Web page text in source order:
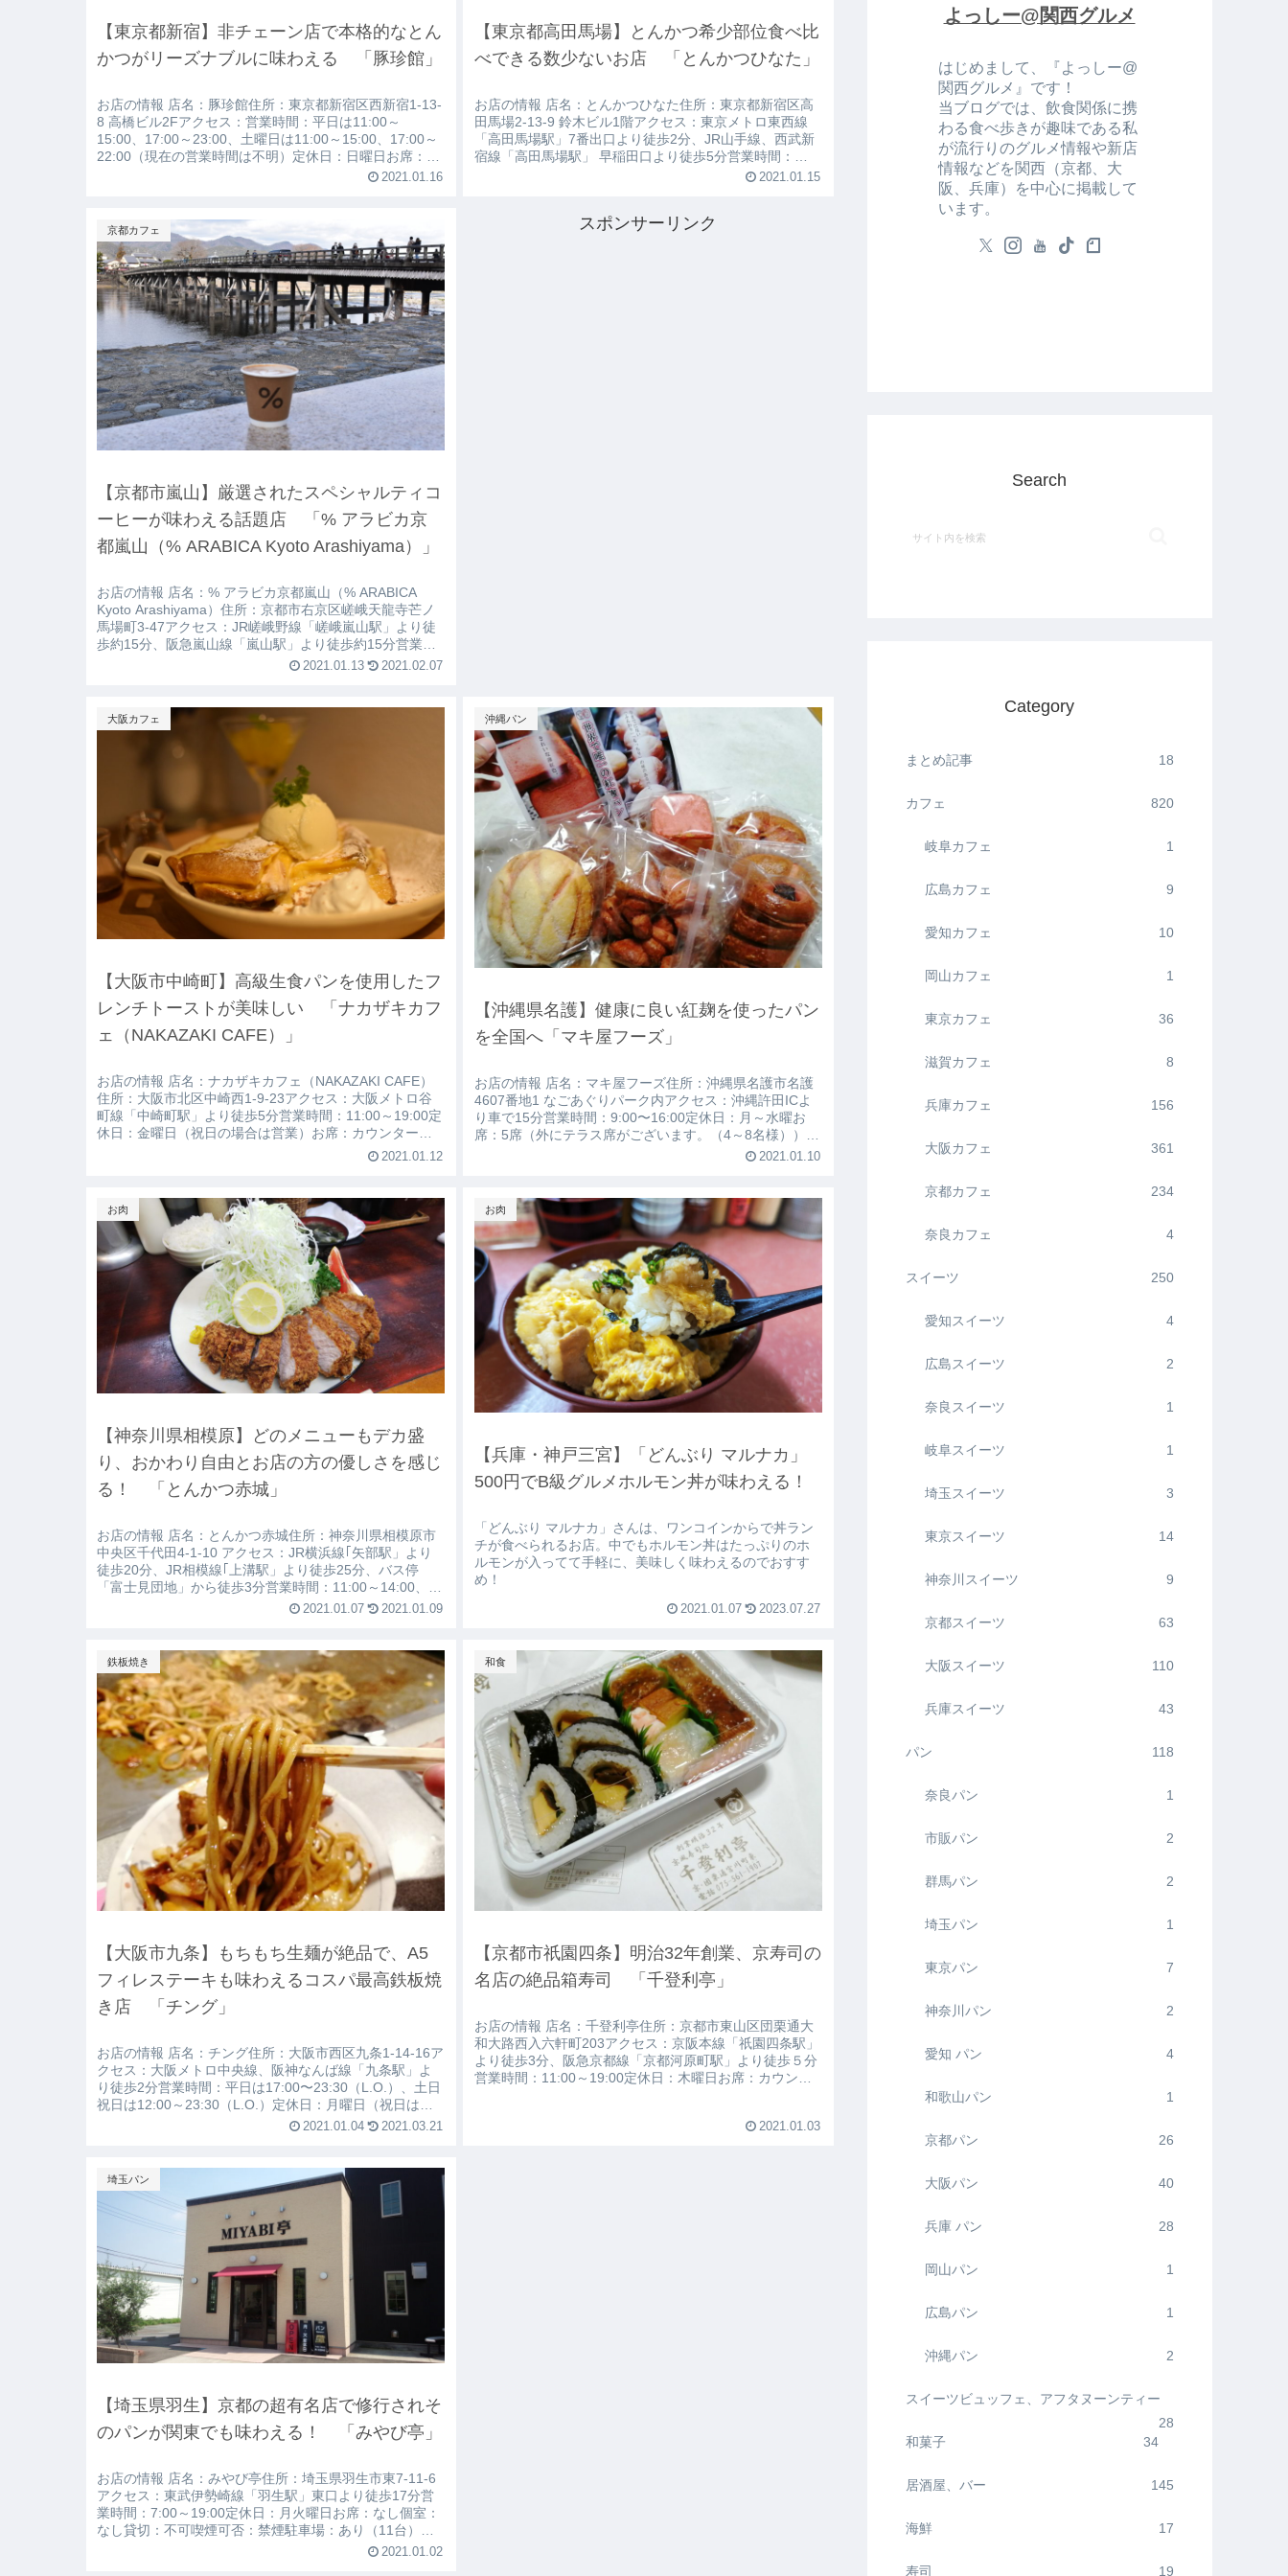
【東京都新宿】非チェーン店で本格的なとん
かつがリーズナブルに味わえる 「豚珍館」
お店の情報 店名：豚珍館住所：東京都新宿区西新宿1-13-
8 高橋ビル2Fアクセス：営業時間：平日は11:00～
15:00、17:00～23:00、土曜日は11:00～15:00、17:00～
22:00（現在の営業時間は不明）定休日：日曜日お席：カ
ウンター4席、テーブル26席個室：なし貸切：不可喫煙可
2021.01.16
【東京都高田馬場】とんかつ希少部位食べ比
べできる数少ないお店 「とんかつひなた」
お店の情報 店名：とんかつひなた住所：東京都新宿区高
田馬場2-13-9 鈴木ビル1階アクセス：東京メトロ東西線
「高田馬場駅」7番出口より徒歩2分、JR山手線、西武新
宿線「高田馬場駅」 早稲田口より徒歩5分営業時間：
11:00～14:30 17:00〜21:00（L.O）ただし、2021年1月
2021.01.15
京都カフェ
【京都市嵐山】厳選されたスペシャルティコ
ーヒーが味わえる話題店 「% アラビカ京
都嵐山（% ARABICA Kyoto Arashiyama）」
お店の情報 店名：% アラビカ京都嵐山（% ARABICA
Kyoto Arashiyama）住所：京都市右京区嵯峨天龍寺芒ノ
馬場町3-47アクセス：JR嵯峨野線「嵯峨嵐山駅」より徒
歩約15分、阪急嵐山線「嵐山駅」より徒歩約15分営業時
間：8:00～18:00定休日：不定休お席：テーブル席のみ個
2021.01.13 2021.02.07
スポンサーリンク
大阪カフェ
【大阪市中崎町】高級生食パンを使用したフ
レンチトーストが美味しい 「ナカザキカフ
ェ（NAKAZAKI CAFE）」
お店の情報 店名：ナカザキカフェ（NAKAZAKI CAFE）
住所：大阪市北区中崎西1-9-23アクセス：大阪メトロ谷
町線「中崎町駅」より徒歩5分営業時間：11:00～19:00定
休日：金曜日（祝日の場合は営業）お席：カウンター
席、テーブル席（計20席）個室：なし貸切：不可喫煙可
2021.01.12
沖縄パン
【沖縄県名護】健康に良い紅麹を使ったパン
を全国へ「マキ屋フーズ」
お店の情報 店名：マキ屋フーズ住所：沖縄県名護市名護
4607番地1 なごあぐりパーク内アクセス：沖縄許田ICよ
り車で15分営業時間：9:00〜16:00定休日：月～水曜お
席：5席（外にテラス席がございます。（4～8名様））個
室：なし貸切：可能喫煙可否：禁煙駐車場：有（なごア
2021.01.10
お肉
【神奈川県相模原】どのメニューもデカ盛
り、おかわり自由とお店の方の優しさを感じ
る！ 「とんかつ赤城」
お店の情報 店名：とんかつ赤城住所：神奈川県相模原市
中央区千代田4-1-10 アクセス：JR横浜線｢矢部駅」より
徒歩20分、JR相模線｢上溝駅」より徒歩25分、バス停
「富士見団地」から徒歩3分営業時間：11:00～14:00、
17:00～21:00定休日：月曜・第３火曜お席：カウンター
2021.01.07 2021.01.09
お肉
【兵庫・神戸三宮】「どんぶり マルナカ」
500円でB級グルメホルモン丼が味わえる！
「どんぶり マルナカ」さんは、ワンコインからで丼ラン
チが食べられるお店。中でもホルモン丼はたっぷりのホ
ルモンが入ってて手軽に、美味しく味わえるのでおすす
め！
2021.01.07 2023.07.27
鉄板焼き
【大阪市九条】もちもち生麺が絶品で、A5
フィレステーキも味わえるコスパ最高鉄板焼
き店 「チング」
お店の情報 店名：チング住所：大阪市西区九条1-14-16ア
クセス：大阪メトロ中央線、阪神なんば線「九条駅」よ
り徒歩2分営業時間：平日は17:00〜23:30（L.O.）、土日
祝日は12:00～23:30（L.O.）定休日：月曜日（祝日は営
業、月曜が祝日の場合は翌日の火曜日休み）お席：カウ
2021.01.04 2021.03.21
和食
【京都市祇園四条】明治32年創業、京寿司の
名店の絶品箱寿司 「千登利亭」
お店の情報 店名：千登利亭住所：京都市東山区団栗通大
和大路西入六軒町203アクセス：京阪本線「祇園四条駅」
より徒歩3分、阪急京都線「京都河原町駅」より徒歩５分
営業時間：11:00～19:00定休日：木曜日お席：カウンタ
2021.01.03
埼玉パン
【埼玉県羽生】京都の超有名店で修行されそ
のパンが関東でも味わえる！ 「みやび亭」
お店の情報 店名：みやび亭住所：埼玉県羽生市東7-11-6
アクセス：東武伊勢崎線「羽生駅」東口より徒歩17分営
業時間：7:00～19:00定休日：月火曜日お席：なし個室：
なし貸切：不可喫煙可否：禁煙駐車場：あり（11台）電
話番号：048-598-4693公式Instagram：@miyabitei 食べ
2021.01.02
よっしー@関西グルメ
はじめまして、『よっしー@
関西グルメ』です！
当ブログでは、飲食関係に携
わる食べ歩きが趣味である私
が流行りのグルメ情報や新店
情報などを関西（京都、大
阪、兵庫）を中心に掲載して
います。
Search
Category
まとめ記事 18
カフェ 820
岐阜カフェ 1
広島カフェ 9
愛知カフェ 10
岡山カフェ 1
東京カフェ 36
滋賀カフェ 8
兵庫カフェ 156
大阪カフェ 361
京都カフェ 234
奈良カフェ 4
スイーツ 250
愛知スイーツ 4
広島スイーツ 2
奈良スイーツ 1
岐阜スイーツ 1
埼玉スイーツ 3
東京スイーツ 14
神奈川スイーツ 9
京都スイーツ 63
大阪スイーツ 110
兵庫スイーツ 43
パン 118
奈良パン 1
市販パン 2
群馬パン 2
埼玉パン 1
東京パン 7
神奈川パン 2
愛知 パン 4
和歌山パン 1
京都パン 26
大阪パン 40
兵庫 パン 28
岡山パン 1
広島パン 1
沖縄パン 2
スイーツビュッフェ、アフタヌーンティー
28
和菓子
34
居酒屋、バー 145
海鮮 17
寿司 19